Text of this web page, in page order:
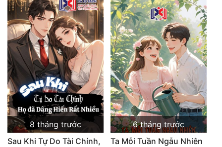
Quân Sự
Sảng Văn
Sắc
Sủng
Thanh Xuân
Tiên Hiệp
Tiểu Thuyết
8 tháng trước
Sau Khi Tự Do Tài Chính,
6 tháng trước
Ta Mỗi Tuần Ngẫu Nhiên